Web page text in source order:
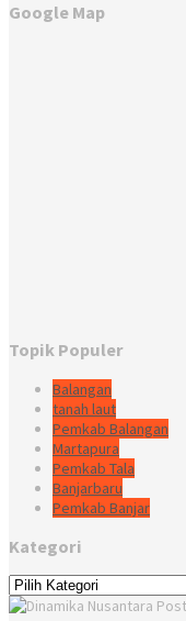
Google Map
Topik Populer
Balangan
tanah laut
Pemkab Balangan
Martapura
Pemkab Tala
Banjarbaru
Pemkab Banjar
Kategori
Kategori